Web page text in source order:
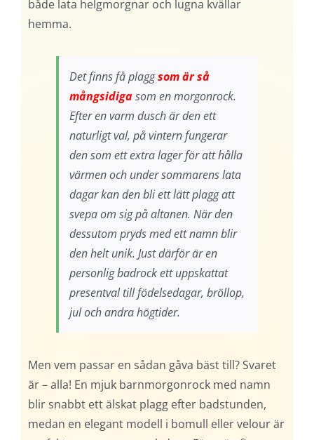
både lata helgmorgnar och lugna kvällar
hemma.
Det finns få plaggsom är så
mångsidigasom en morgonrock.
Efter en varm dusch är den ett
naturligt val, på vintern fungerar
den som ett extra lager för att hålla
värmen och under sommarens lata
dagar kan den bli ett lätt plagg att
svepa om sig på altanen. När den
dessutom pryds med ett namn blir
den helt unik. Just därför är en
personlig badrock ett uppskattat
presentval till födelsedagar, bröllop,
jul och andra högtider.
Men vem passar en sådan gåva bäst till? Svaret
är – alla! En mjuk barnmorgonrock med namn
blir snabbt ett älskat plagg efter badstunden,
medan en elegant modell i bomull eller velour är